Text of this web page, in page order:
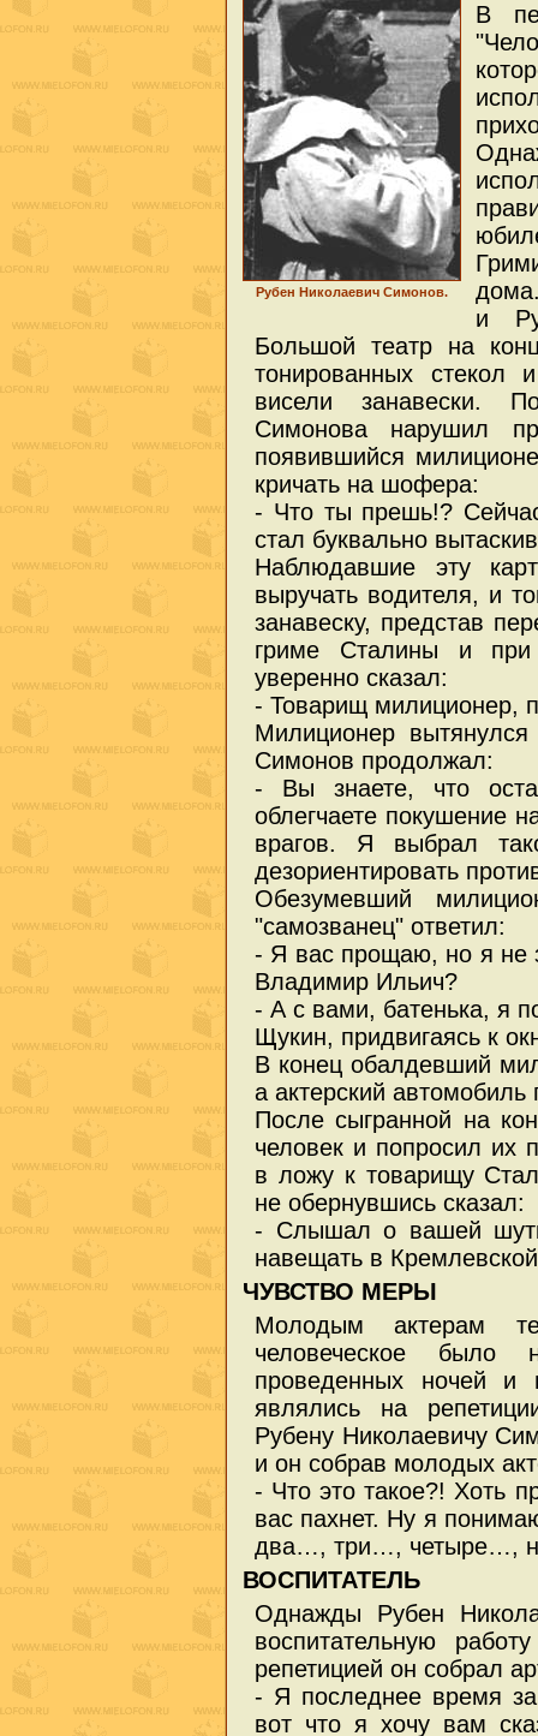
Рубен Николаевич Симонов.
В
и
Большой театр на
тонированных стекол
висели занавески.
Симонова нарушил
появившийся
кричать на шофера:
- Что ты прешь!?
стал буквально
Наблюдавшие эту
выручать водителя, и
занавеску, представ
гриме Сталины и
уверенно сказал:
- Товарищ милиционер,
Милиционер
Симонов продолжал:
- Вы знаете, что
облегчаете покушение
врагов. Я выбрал
дезориентировать
Обезумевший
"самозванец" ответил:
- Я вас прощаю, но я не
Владимир Ильич?
- А с вами, батенька, я
Щукин, придвигаясь к
В конец обалдевший
а актерский
После сыгранной на
человек и попросил их
в ложу к товарищу
не обернувшись сказал:
- Слышал о вашей
навещать в
ЧУВСТВО МЕРЫ
Молодым актерам
человеческое
проведенных ночей
являлись на
Рубену Николаевичу
и он собрав молодых
- Что это такое?! Хоть
вас пахнет. Ну я
два…, три…, четыре…,
ВОСПИТАТЕЛЬ
Однажды Рубен
воспитательную
репетицией он собрал
- Я последнее время
вот что я хочу вам